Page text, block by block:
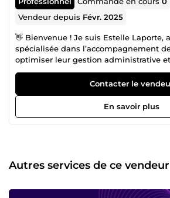
Vendeur depuis Févr. 2025
👋 Bienvenue ! Je suis Estelle Laporte,
spécialisée dans l’accompagnement
optimiser leur gestion administrative
marchés publics. Je vous aide à
sécuriser votre activité grâce à une
dossiers et de votre relation
d'expérience au service de votre réussite
années d’expérience dans l’assistance
nombreuses entreprises à structurer
optimiser leurs candidatures et
Mon objectif ? Mettre mon savoir-faire
Contacter le
En savoir plus
Autres services de ce vendeur